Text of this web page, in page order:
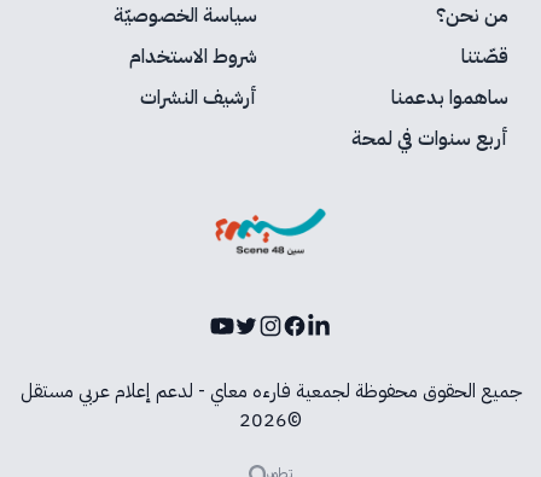
من نحن؟
سياسة الخصوصيّة
قصّتنا
شروط الاستخدام
ساهموا بدعمنا
أرشيف النشرات
أربع سنوات في لمحة
LinkedIn
Facebook
Instagram
Twitter
Youtube
جميع الحقوق محفوظة لجمعية فارءه معاي - لدعم إعلام عربي مستقل
©2026